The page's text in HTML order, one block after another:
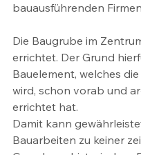
bauausführenden
Die Baugrube im
errichtet. Der Grund
Bauelement, welches
wird, schon vorab und
errichtet hat.
Damit kann
Bauarbeiten zu keiner